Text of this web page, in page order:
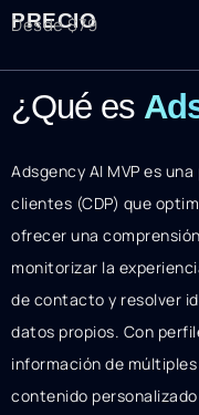
PRECIO
Desde $79
¿Qué es
Adsgency AI MVP es
clientes (CDP) que
ofrecer una
monitorizar la
de contacto y resolver
datos propios. Con
información de
contenido